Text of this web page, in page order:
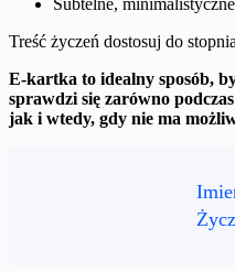
Treść życzeń dostosuj do
E-kartka to idealny sposób,
sprawdzi się zarówno
jak i wtedy, gdy nie ma